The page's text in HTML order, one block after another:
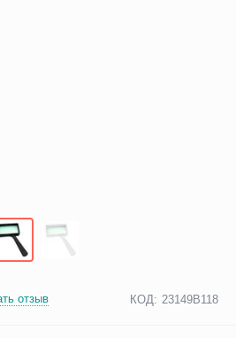
отзыв КОД: 23149B118